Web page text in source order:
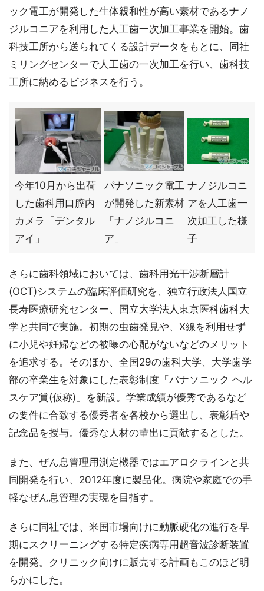
ック電工が開発した生体親和性が高い素材であるナノ
ジルコニアを利用した人工歯一次加工事業を開始。歯
科技工所から送られてくる設計データをもとに、同社
ミリングセンターで人工歯の一次加工を行い、歯科技
工所に納めるビジネスを行う。
今年10月から出荷
した歯科用口膣内
カメラ「デンタル
アイ」
パナソニック電工
が開発した新素材
「ナノジルコニ
ア」
ナノジルコニ
アを人工歯一
次加工した様
子
さらに歯科領域においては、歯科用光干渉断層計
(OCT)システムの臨床評価研究を、独立行政法人国立
長寿医療研究センター、国立大学法人東京医科歯科大
学と共同で実施。初期の虫歯発見や、X線を利用せず
に小児や妊婦などの被曝の心配がないなどのメリット
を追求する。そのほか、全国29の歯科大学、大学歯学
部の卒業生を対象にした表彰制度「パナソニック ヘル
スケア賞(仮称)」を新設。学業成績が優秀であるなど
の要件に合致する優秀者を各校から選出し、表彰盾や
記念品を授与。優秀な人材の輩出に貢献するとした。
また、ぜん息管理用測定機器ではエアロクラインと共
同開発を行い、2012年度に製品化。病院や家庭での手
軽なぜん息管理の実現を目指す。
さらに同社では、米国市場向けに動脈硬化の進行を早
期にスクリーニングする特定疾病専用超音波診断装置
を開発。クリニック向けに販売する計画もこのほど明
らかにした。